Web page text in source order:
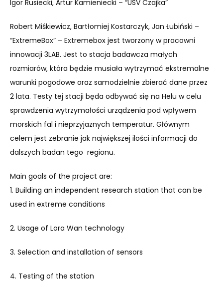
Igor Rusiecki, Artur Kamieniecki – “USV Czajka”
Robert Miśkiewicz, Bartłomiej Kostarczyk, Jan Łubiński –
“ExtremeBox” – Extremebox jest tworzony w pracowni
innowacji 3LAB. Jest to stacja badawcza małych
rozmiarów, która będzie musiała wytrzymać ekstremalne
warunki pogodowe oraz samodzielnie zbierać dane przez
2 lata. Testy tej stacji będa odbywać się na Helu w celu
sprawdzenia wytrzymałości urządzenia pod wpływem
morskich fal i nieprzyjaznych temperatur. Głównym
celem jest zebranie jak największej ilości informacji do
dalszych badan tego regionu.
Main goals of the project are:
1. Building an independent research station that can be
used in extreme conditions
2. Usage of Lora Wan technology
3. Selection and installation of sensors
4. Testing of the station